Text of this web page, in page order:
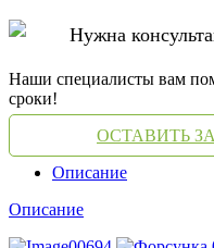
Нужна
Наши специалисты вам
сроки!
ОСТАВИТЬ
Описание
Описание